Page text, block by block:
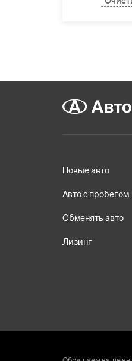
Новые авто
Авто с пробегом
Обменять авто
Лизинг